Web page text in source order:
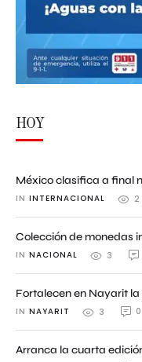
HOY
México clasifica a final
IN INTERNACIONAL 2
Colección de monedas
IN NACIONAL 3
Fortalecen en Nayarit
IN NAYARIT 3 0
Arranca la cuarta